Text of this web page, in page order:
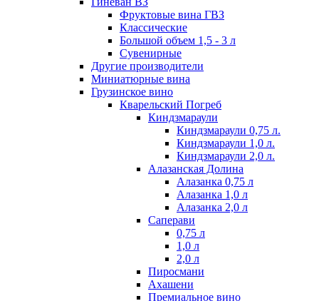
Фруктовые вина ГВЗ
Классические
Большой объем 1,5 - 3 л
Сувенирные
Другие производители
Миниатюрные вина
Грузинское вино
Кварельский Погреб
Киндзмараули
Киндзмараули 0,75 л.
Киндзмараули 1,0 л.
Киндзмараули 2,0 л.
Алазанская Долина
Алазанка 0,75 л
Алазанка 1,0 л
Алазанка 2,0 л
Саперави
0,75 л
1,0 л
2,0 л
Пиросмани
Ахашени
Премиальное вино